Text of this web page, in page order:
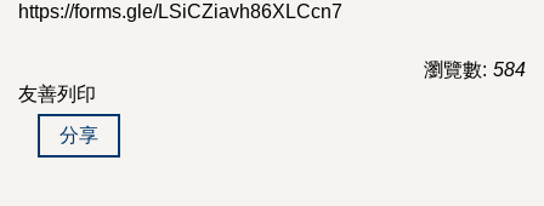
https://forms.gle/LSiCZiavh86XLCcn7
瀏覽數: 584
友善列印
分享